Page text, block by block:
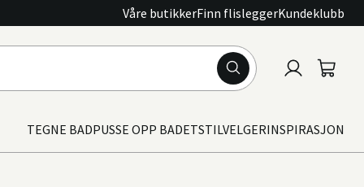
Våre butikkerFinn flisleggerKundeklubb
TEGNE BADPUSSE OPP BADETSTILVELGERINSPIRASJON